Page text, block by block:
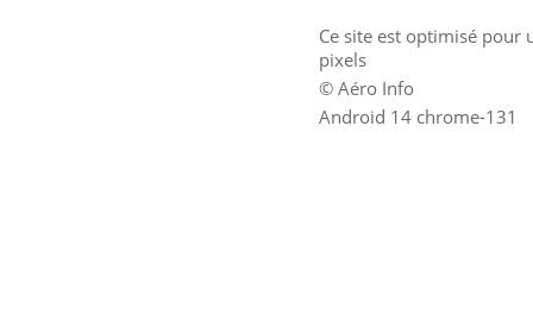
Ce site est optimisé pour
pixels
© Aéro Info
Android 14 chrome-131